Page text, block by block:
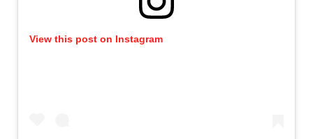
View this post on Instagram